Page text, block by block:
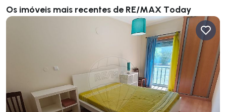
Os imóveis mais recentes de RE/MAX Today